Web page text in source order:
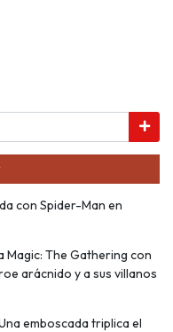
con Spider-Man en
Magic: The Gathering con
arácnido y a sus villanos
emboscada triplica el